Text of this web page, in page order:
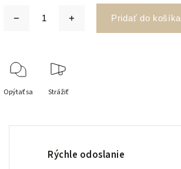
Pridať do košíka
Opýtať sa Strážiť
Rýchle odoslanie